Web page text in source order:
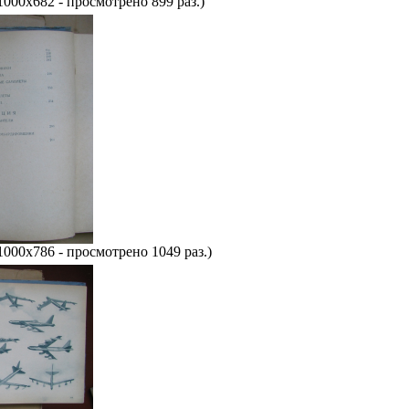
- просмотрено 1049 раз.)